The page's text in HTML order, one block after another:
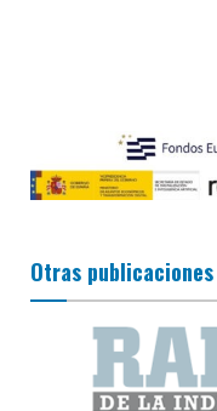
Otras publicaciones